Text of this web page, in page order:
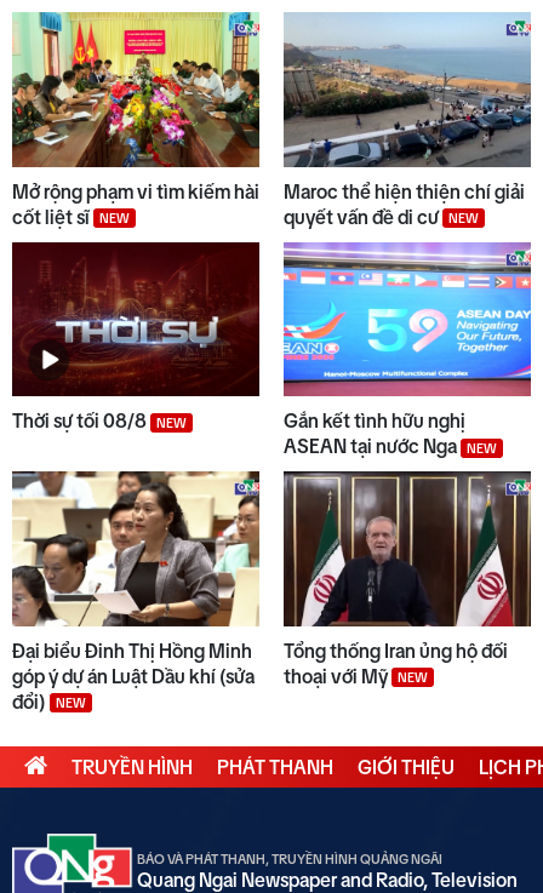
Mở rộng phạm vi tìm kiếm hài
cốt liệt sĩ
NEW
Maroc thể hiện thiện chí giải
quyết vấn đề di cư
NEW
Thời sự tối 08/8 NEW
Gắn kết tình hữu nghị
ASEAN tại nước Nga
NEW
Đại biểu Đinh Thị Hồng Minh
góp ý dự án Luật Dầu khí (sửa
đổi)
NEW
Tổng thống Iran ủng hộ đối
thoại với Mỹ
NEW
TRUYỀN HÌNH PHÁT THANH GIỚI THIỆU LỊCH
BÁO VÀ PHÁT THANH, TRUYỀN HÌNH QUẢNG NGÃI
Quang Ngai Newspaper and Radio, Television